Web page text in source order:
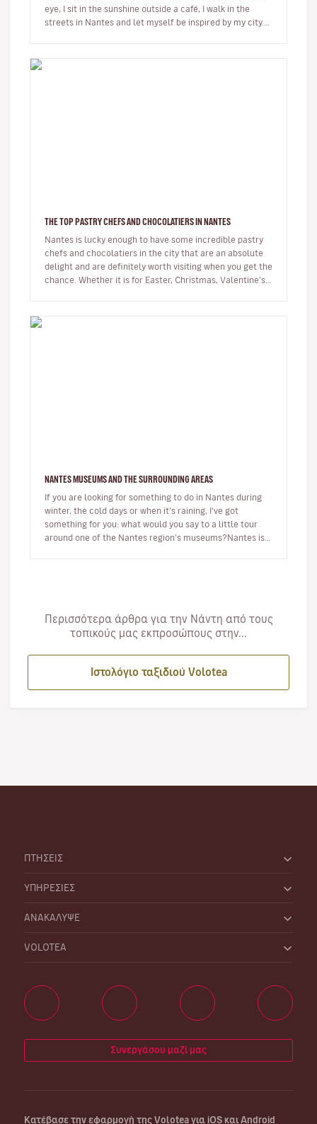
eye, I sit in the sunshine outside a café, I walk in the
streets in Nantes and let myself be inspired by my city.…
THE TOP PASTRY CHEFS AND CHOCOLATIERS IN NANTES
Nantes is lucky enough to have some incredible pastry
chefs and chocolatiers in the city that are an absolute
delight and are definitely worth visiting when you get the
chance. Whether it is for Easter, Christmas, Valentine's
NANTES MUSEUMS AND THE SURROUNDING AREAS
If you are looking for something to do in Nantes during
winter, the cold days or when it's raining, I've got
something for you: what would you say to a little tour
around one of the Nantes region's museums?Nantes is a
Περισσότερα άρθρα για την Νάντη από τους
τοπικούς μας εκπροσώπους στην...
Ιστολόγιο ταξιδιού Volotea
ΠΤΗΣΕΙΣ
ΥΠΗΡΕΣΙΕΣ
ΑΝΑΚΑΛΥΨΕ
VOLOTEA
Συνεργάσου μαζί μας
Κατέβασε την εφαρμογή της Volotea για iOS και Android